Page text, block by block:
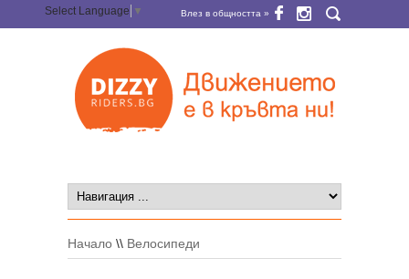
Select Language ▼ Влез в общността »
Начало \\ Велосипеди